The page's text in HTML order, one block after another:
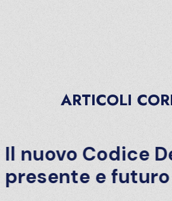
ARTICOLI
Codice
e futuro